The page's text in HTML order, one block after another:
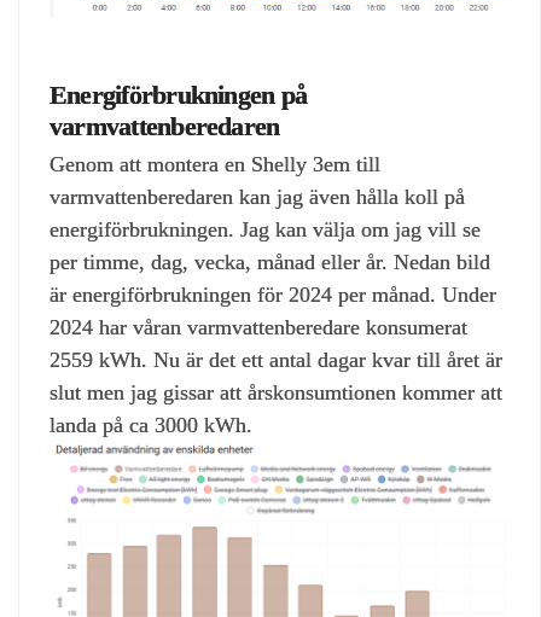
Energiförbrukningen på
varmvattenberedaren
Genom att montera en Shelly 3em till
varmvattenberedaren kan jag även hålla koll på
energiförbrukningen. Jag kan välja om jag vill se
per timme, dag, vecka, månad eller år. Nedan bild
är energiförbrukningen för 2024 per månad. Under
2024 har våran varmvattenberedare konsumerat
2559 kWh. Nu är det ett antal dagar kvar till året är
slut men jag gissar att årskonsumtionen kommer att
landa på ca 3000 kWh.